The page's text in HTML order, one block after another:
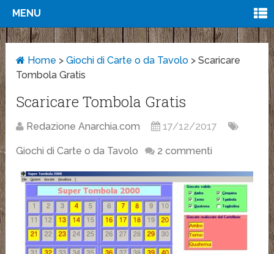
MENU
Home >Giochi di Carte o da Tavolo >Scaricare
Tombola Gratis
Scaricare Tombola Gratis
Redazione Anarchia.com 17/12/2017
Giochi di Carte o da Tavolo 2 commenti